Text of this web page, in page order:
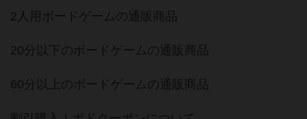
2人用ボードゲームの通販商品
20分以下のボードゲームの通販商品
60分以上のボードゲームの通販商品